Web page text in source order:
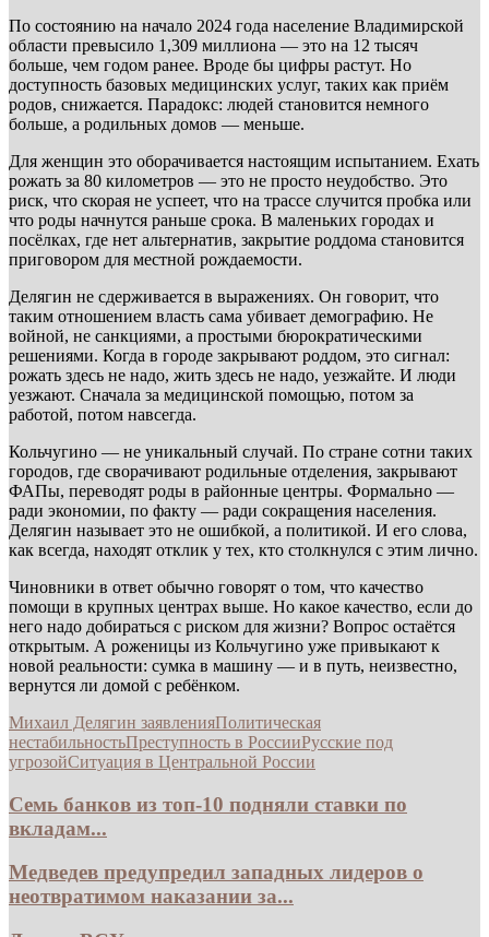
По состоянию на начало 2024 года население Владимирской
области превысило 1,309 миллиона — это на 12 тысяч
больше, чем годом ранее. Вроде бы цифры растут. Но
доступность базовых медицинских услуг, таких как приём
родов, снижается. Парадокс: людей становится немного
больше, а родильных домов — меньше.
Для женщин это оборачивается настоящим испытанием. Ехать
рожать за 80 километров — это не просто неудобство. Это
риск, что скорая не успеет, что на трассе случится пробка или
что роды начнутся раньше срока. В маленьких городах и
посёлках, где нет альтернатив, закрытие роддома становится
приговором для местной рождаемости.
Делягин не сдерживается в выражениях. Он говорит, что
таким отношением власть сама убивает демографию. Не
войной, не санкциями, а простыми бюрократическими
решениями. Когда в городе закрывают роддом, это сигнал:
рожать здесь не надо, жить здесь не надо, уезжайте. И люди
уезжают. Сначала за медицинской помощью, потом за
работой, потом навсегда.
Кольчугино — не уникальный случай. По стране сотни таких
городов, где сворачивают родильные отделения, закрывают
ФАПы, переводят роды в районные центры. Формально —
ради экономии, по факту — ради сокращения населения.
Делягин называет это не ошибкой, а политикой. И его слова,
как всегда, находят отклик у тех, кто столкнулся с этим лично.
Чиновники в ответ обычно говорят о том, что качество
помощи в крупных центрах выше. Но какое качество, если до
него надо добираться с риском для жизни? Вопрос остаётся
открытым. А роженицы из Кольчугино уже привыкают к
новой реальности: сумка в машину — и в путь, неизвестно,
вернутся ли домой с ребёнком.
Михаил Делягин заявленияПолитическая
нестабильностьПреступность в РоссииРусские под
угрозойСитуация в Центральной России
Семь банков из топ-10 подняли ставки по
вкладам...
Медведев предупредил западных лидеров о
неотвратимом наказании за...